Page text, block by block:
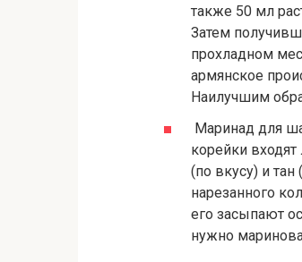
также 50 мл
Затем
прохладном
армянское
Наилучшим
Маринад для
корейки
(по вкусу) и
нарезанного
его засыпают
нужно